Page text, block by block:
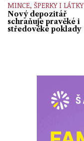
MINCE, ŠPERKY I LÁTKY
Nový depozitář
schraňuje pravěké i
středověké poklady